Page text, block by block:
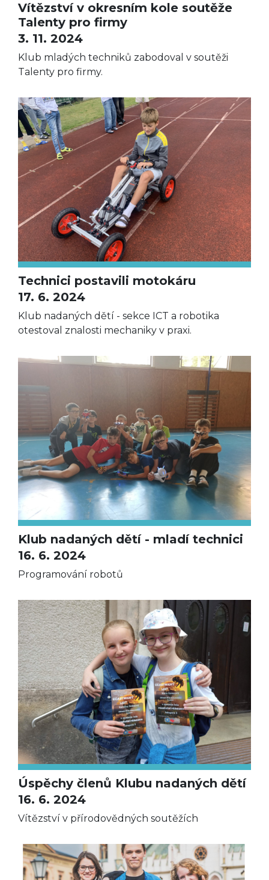
Vítězství v okresním kole soutěže
Talenty pro firmy
3. 11. 2024
Klub mladých techniků zabodoval v soutěži
Talenty pro firmy.
Technici postavili motokáru
17. 6. 2024
Klub nadaných dětí - sekce ICT a robotika
otestoval znalosti mechaniky v praxi.
Klub nadaných dětí - mladí technici
16. 6. 2024
Programování robotů
Úspěchy členů Klubu nadaných dětí
16. 6. 2024
Vítězství v přírodovědných soutěžích